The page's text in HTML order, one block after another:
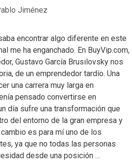
Jiménez
encontrar algo diferente en este
me ha enganchado. En BuyVip.com,
Gustavo García Brusilovsky nos
de un emprendedor tardío. Una
una carrera muy larga en
pensado convertirse en
día sufre una transformación que
del entorno de la gran empresa y
es para mí uno de los
ya que no todas las personas
desde una posición …